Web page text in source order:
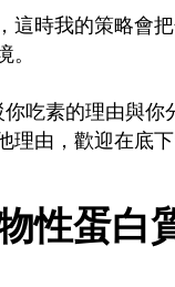
時我的策略會
吃素的理由與
理由，歡迎在底
性蛋白